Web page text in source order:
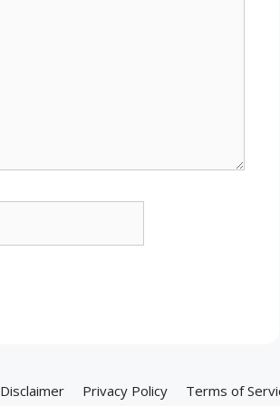
Disclaimer Privacy Policy Terms of